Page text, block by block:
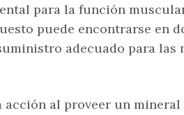
para la función
puede encontrarse en
adecuado para las
al proveer un